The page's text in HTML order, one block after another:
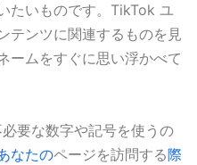
たいものです。TikTok ユ
テンツに関連するものを見
ームをすぐに思い浮かべて
要な数字や記号を使うの
なたのページを訪問する際